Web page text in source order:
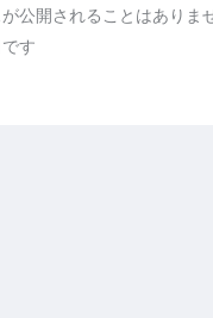
公開されることはありま
す